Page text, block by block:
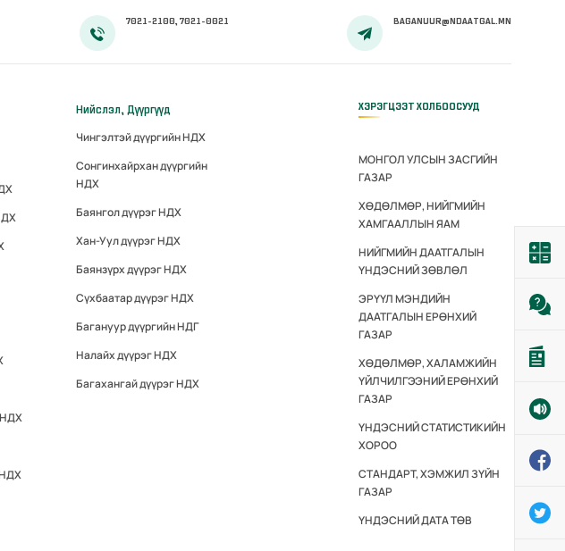
7021-2100, 7021-0021 BAGANUUR@NDAATGAL.MN
Нийслэл, Дүүргүүд
Чингэлтэй дүүргийн НДХ
Сонгинхайрхан дүүргийн
НДХ
Баянгол дүүрэг НДХ
Хан-Уул дүүрэг НДХ
Баянзүрх дүүрэг НДХ
Сүхбаатар дүүрэг НДХ
Багануур дүүргийн НДГ
Налайх дүүрэг НДХ
Багахангай дүүрэг НДХ
ХЭРЭГЦЭЭТ ХОЛБООСУУД
МОНГОЛ УЛСЫН ЗАСГИЙН
ГАЗАР
ХӨДӨЛМӨР, НИЙГМИЙН
ХАМГААЛЛЫН ЯАМ
НИЙГМИЙН ДААТГАЛЫН
ҮНДЭСНИЙ ЗӨВЛӨЛ
ЭРҮҮЛ МЭНДИЙН
ДААТГАЛЫН ЕРӨНХИЙ
ГАЗАР
ХӨДӨЛМӨР, ХАЛАМЖИЙН
ҮЙЛЧИЛГЭЭНИЙ ЕРӨНХИЙ
ГАЗАР
ҮНДЭСНИЙ СТАТИСТИКИЙН
ХОРОО
СТАНДАРТ, ХЭМЖИЛ ЗҮЙН
ГАЗАР
ҮНДЭСНИЙ ДАТА ТӨВ